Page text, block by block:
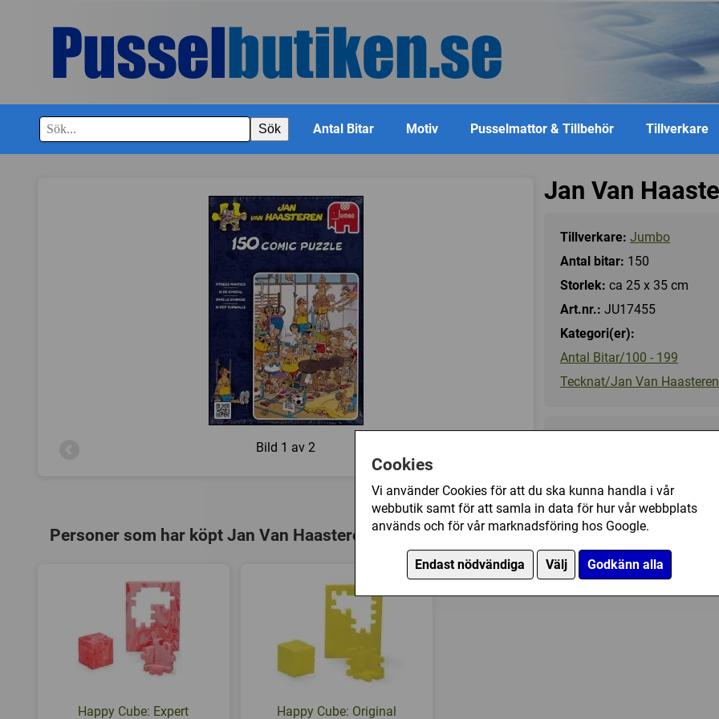
Cookies
Vi använder Cookies för att du ska kunna handla i vår
webbutik samt för att samla in data för hur vår webbplats
används och för vår marknadsföring hos Google.
Endast nödvändiga Välj Godkänn alla
Sök Antal Bitar Motiv Pusselmattor & Tillbehör Tillverkare
Bild 1 av 2
Jan Van
Tillverkare: Jumbo
Antal bitar: 150
Storlek: ca 25 x 35 cm
Art.nr.: JU17455
Kategori(er):
Antal Bitar/100 - 199
Tecknat/Jan Van Haasteren
Ej tillgänglig
Personer som har köpt Jan Van Haasteren: Fitness Fanatics (150) har också köpt
Happy Cube: Expert Happy Cube: Original